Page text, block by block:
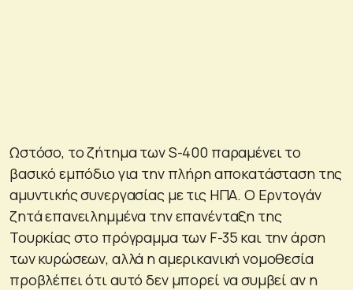
Ωστόσο, το ζήτημα των S-400 παραμένει το
βασικό εμπόδιο για την πλήρη αποκατάσταση της
αμυντικής συνεργασίας με τις ΗΠΑ. Ο Ερντογάν
ζητά επανειλημμένα την επανένταξη της
Τουρκίας στο πρόγραμμα των F-35 και την άρση
των κυρώσεων, αλλά η αμερικανική νομοθεσία
προβλέπει ότι αυτό δεν μπορεί να συμβεί αν η